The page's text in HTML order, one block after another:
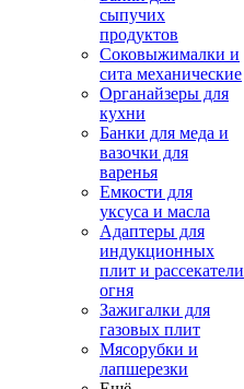
сыпучих
продуктов
Соковыжималки и
сита механические
Органайзеры для
кухни
Банки для меда и
вазочки для
варенья
Емкости для
уксуса и масла
Адаптеры для
индукционных
плит и рассекатели
огня
Зажигалки для
газовых плит
Мясорубки и
лапшерезки